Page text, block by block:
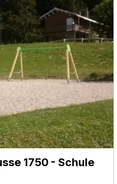
1750 - Schule